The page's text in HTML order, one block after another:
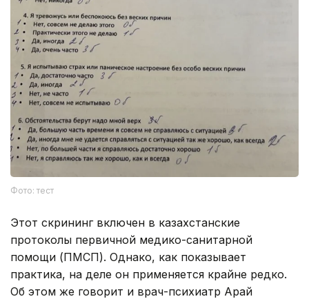
Фото: тест
Этот скрининг включен в казахстанские
протоколы первичной медико-санитарной
помощи (ПМСП). Однако, как показывает
практика, на деле он применяется крайне редко.
Об этом же говорит и врач-психиатр Арай